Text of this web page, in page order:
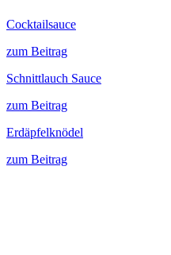
Cocktailsauce
zum Beitrag
Schnittlauch Sauce
zum Beitrag
Erdäpfelknödel
zum Beitrag